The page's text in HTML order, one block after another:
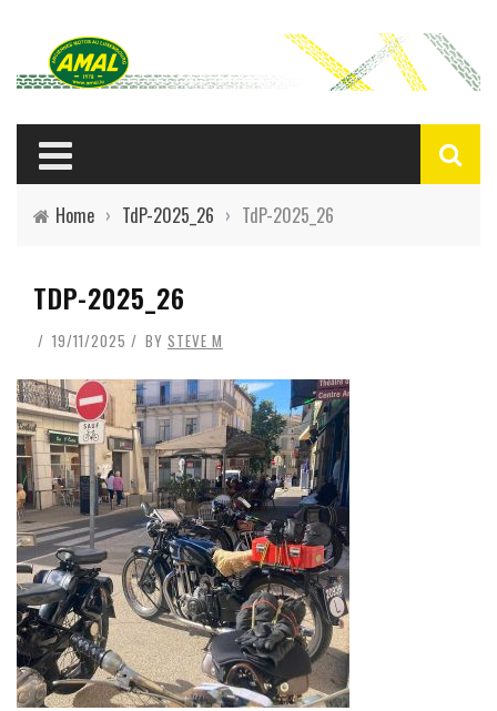
Home › TdP-2025_26 › TdP-2025_26
TDP-2025_26
19/11/2025 BY STEVE M